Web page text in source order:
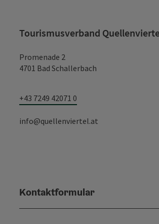
Tourismusverband
Promenade 2
4701 Bad Schallerbach
+43 7249 42071 0
info@quellenviertel.at
Kontaktformular